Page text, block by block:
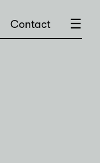
☰
Contact ×